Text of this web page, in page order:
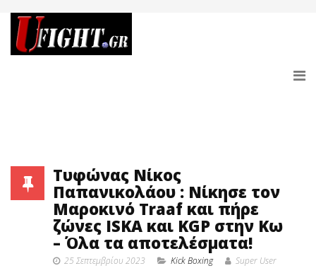
Τυφώνας Νίκος
Παπανικολάου : Νίκησε τον
Μαροκινό Traaf και πήρε
ζώνες ISKA και KGP στην Κω
– Όλα τα αποτελέσματα!
25 Σεπτεμβρίου 2023 Κick Boxing Super User